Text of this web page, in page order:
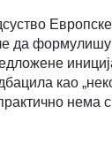
да формулишу
као
нема